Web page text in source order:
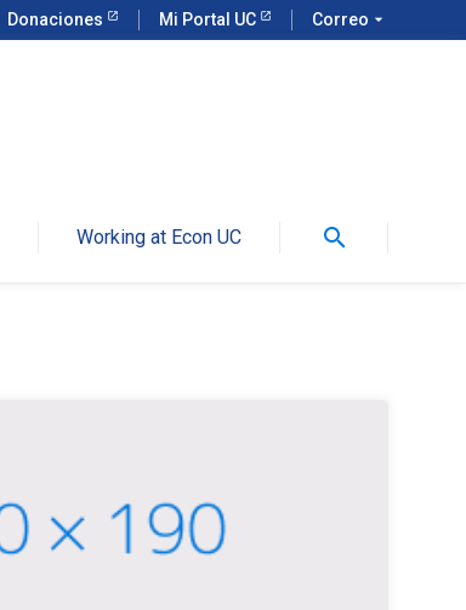
Donaciones Mi Portal UC Correo arrow_drop_down
Working at Econ UC search